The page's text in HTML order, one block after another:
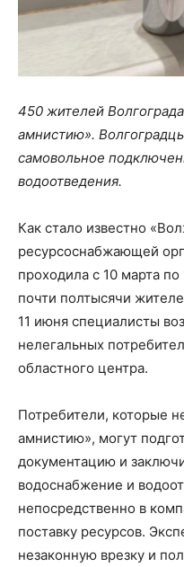
450 жителей
амнистию».
самовольное
водоотведения.
Как стало известно
ресурсоснабжающей
проходила с 10 марта
почти полтысячи
11 июня специалисты
нелегальных
областного центра.
Потребители, которые
амнистию», могут
документацию и
водоснабжение и
непосредственно в
поставку ресурсов.
незаконную врезку и